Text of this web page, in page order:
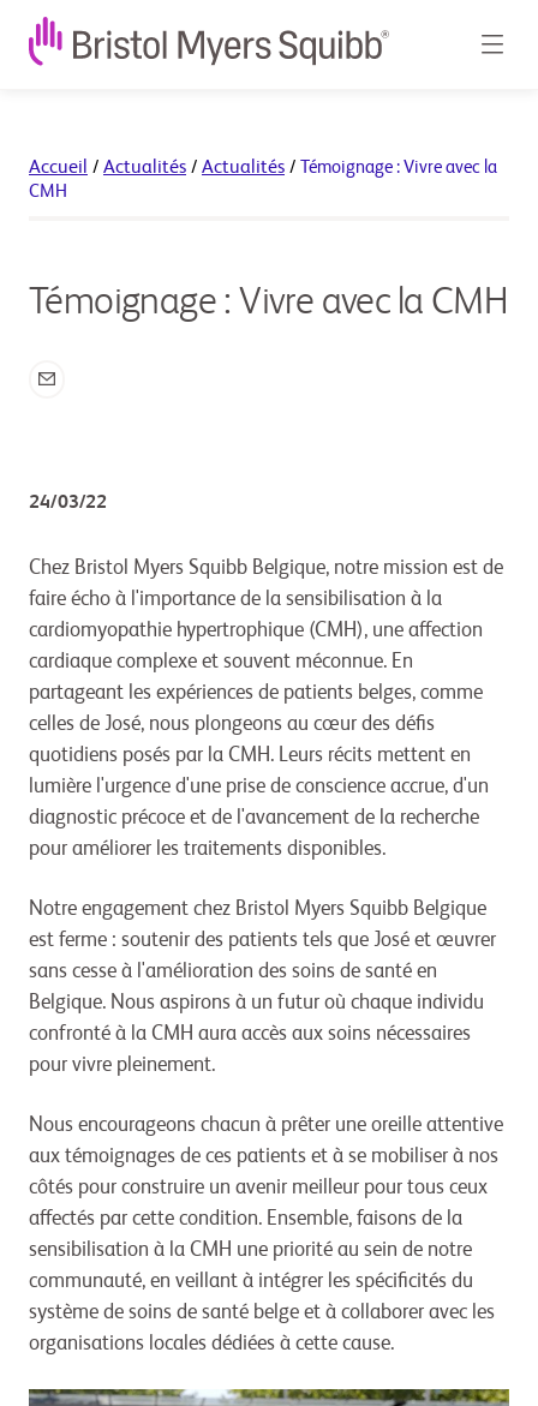
Accueil / Actualités / Actualités /
Témoignage : Vivre avec la
CMH
Témoignage : Vivre avec la CMH
24/03/22
Chez Bristol Myers Squibb Belgique, notre mission est de
faire écho à l'importance de la sensibilisation à la
cardiomyopathie hypertrophique (CMH), une affection
cardiaque complexe et souvent méconnue. En
partageant les expériences de patients belges, comme
celles de José, nous plongeons au cœur des défis
quotidiens posés par la CMH. Leurs récits mettent en
lumière l'urgence d'une prise de conscience accrue, d'un
diagnostic précoce et de l'avancement de la recherche
pour améliorer les traitements disponibles.
Notre engagement chez Bristol Myers Squibb Belgique
est ferme : soutenir des patients tels que José et œuvrer
sans cesse à l'amélioration des soins de santé en
Belgique. Nous aspirons à un futur où chaque individu
confronté à la CMH aura accès aux soins nécessaires
pour vivre pleinement.
Nous encourageons chacun à prêter une oreille attentive
aux témoignages de ces patients et à se mobiliser à nos
côtés pour construire un avenir meilleur pour tous ceux
affectés par cette condition. Ensemble, faisons de la
sensibilisation à la CMH une priorité au sein de notre
communauté, en veillant à intégrer les spécificités du
système de soins de santé belge et à collaborer avec les
organisations locales dédiées à cette cause.